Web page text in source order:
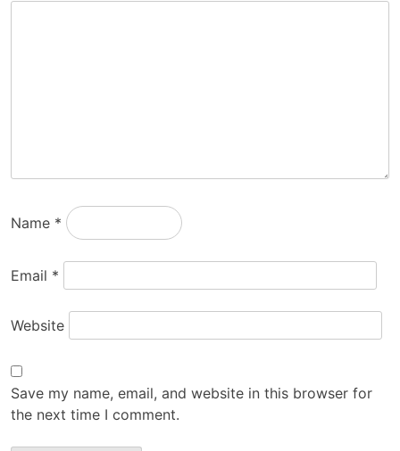
Name *
Email *
Website
Save my name, email, and website in this browser for
the next time I comment.